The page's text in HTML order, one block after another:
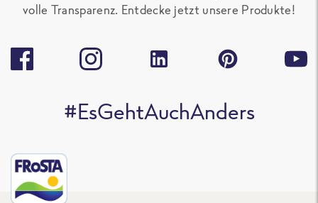
volle Transparenz. Entdecke jetzt unsere Produkte!
#EsGehtAuchAnders